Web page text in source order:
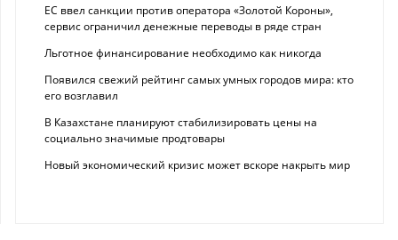
ЕС ввел санкции против оператора «Золотой Короны»,
сервис ограничил денежные переводы в ряде стран
Льготное финансирование необходимо как никогда
Появился свежий рейтинг самых умных городов мира: кто
его возглавил
В Казахстане планируют стабилизировать цены на
социально значимые продтовары
Новый экономический кризис может вскоре накрыть мир